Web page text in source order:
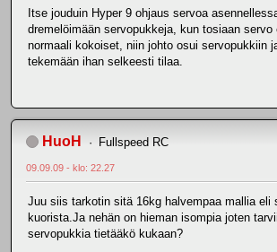
Itse jouduin Hyper 9 ohjaus servoa
dremelöimään servopukkeja, kun tosiaan servo
normaali kokoiset, niin johto osui servopukkiin
tekemään ihan selkeesti tilaa.
HuoH Fullspeed RC
09.09.09 - klo: 22.27
Juu siis tarkotin sitä 16kg halvempaa mallia eli
kuorista.Ja nehän on hieman isompia joten
servopukkia tietääkö kukaan?